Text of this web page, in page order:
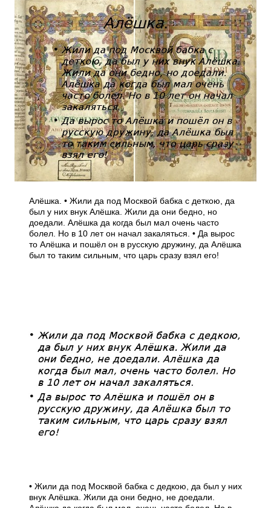
Алёшка. • Жили да под Москвой бабка с деткою, да
был у них внук Алёшка. Жили да они бедно, но
доедали. Алёшка да когда был мал очень часто
болел. Но в 10 лет он начал закаляться. • Да вырос
то Алёшка и пошёл он в русскую дружину, да Алёшка
был то таким сильным, что царь сразу взял его!
• Жили да под Москвой бабка с дедкою, да был у них
внук Алёшка. Жили да они бедно, не доедали.